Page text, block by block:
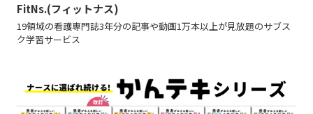
FitNs.(フィットナス)
19領域の看護専門誌3年分の記事や動画1万本以上が見放題のサブス
ク学習サービス